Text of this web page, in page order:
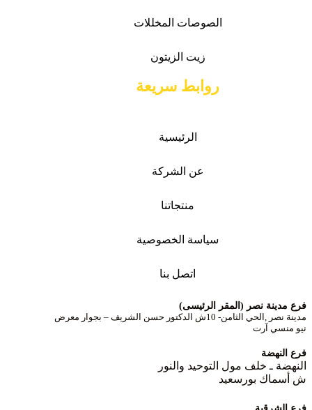
الصوصات المخللات
زيت الزيتون
روابط سريعة
الرئيسية
عن الشركة
منتجاتنا
سياسة الخصوصية
اتصل بنا
فرع مدينة نصر (المقر الرئيسى)
مدينة نصر ,الحي الثامن- 10ش الدكتور حسن الشريف – بجوار معرض
نيو منسي آرت
فرع النهضة
النهضة ـ خلف مول التوحيد والنور
ش أسماك بورسعيد